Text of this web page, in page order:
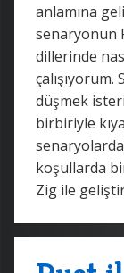
anlamına
senaryonun
dillerinde
düşmek
birbiriyle
koşullarda
Zig ile